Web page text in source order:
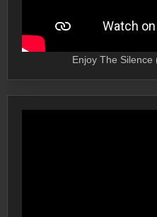
Enjoy The Silence